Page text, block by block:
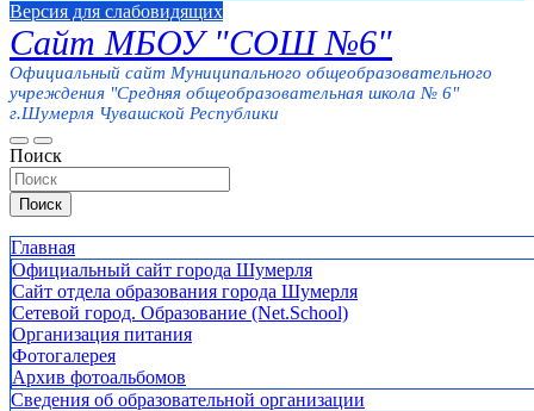
Версия для слабовидящих
Сайт МБОУ "СОШ №6"
Официальный сайт Муниципального общеобразовательного
учреждения "Средняя общеобразовательная школа № 6"
г.Шумерля Чувашской Республики
Поиск
Поиск
Главная
Официальный сайт города Шумерля
Сайт отдела образования города Шумерля
Сетевой город. Образование (Net.School)
Организация питания
Фотогалерея
Архив фотоальбомов
Сведения об образовательной организации